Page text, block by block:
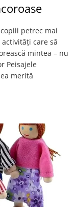
petrec mai
care să
mintea – nu
Peisajele
merită